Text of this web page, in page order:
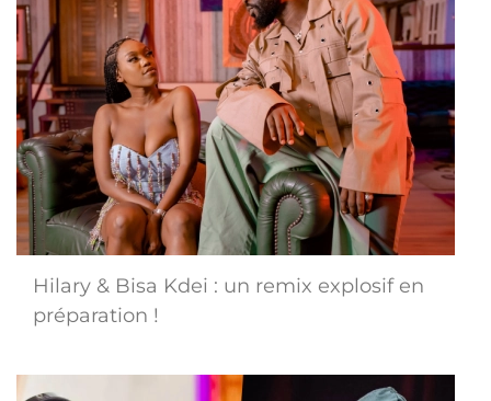
Hilary & Bisa Kdei : un remix explosif en
préparation !